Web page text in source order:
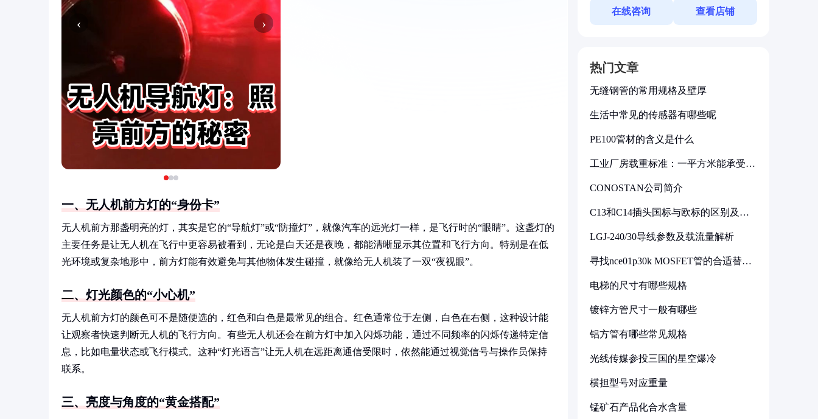
‹ ›
一、无人机前方灯的“身份卡”
无人机前方那盏明亮的灯，其实是它的“导航灯”或“防撞灯”，就像汽车的远光灯一样，是飞行时的“眼睛”。这盏灯的
主要任务是让无人机在飞行中更容易被看到，无论是白天还是夜晚，都能清晰显示其位置和飞行方向。特别是在低
光环境或复杂地形中，前方灯能有效避免与其他物体发生碰撞，就像给无人机装了一双“夜视眼”。
二、灯光颜色的“小心机”
无人机前方灯的颜色可不是随便选的，红色和白色是最常见的组合。红色通常位于左侧，白色在右侧，这种设计能
让观察者快速判断无人机的飞行方向。有些无人机还会在前方灯中加入闪烁功能，通过不同频率的闪烁传递特定信
息，比如电量状态或飞行模式。这种“灯光语言”让无人机在远距离通信受限时，依然能通过视觉信号与操作员保持
联系。
三、亮度与角度的“黄金搭配”
在线咨询 查看店铺
热门文章
无缝钢管的常用规格及壁厚
生活中常见的传感器有哪些呢
PE100管材的含义是什么
工业厂房载重标准：一平方米能承受多
CONOSTAN公司简介
C13和C14插头国标与欧标的区别及其
LGJ-240/30导线参数及载流量解析
寻找nce01p30k MOSFET管的合适替代
电梯的尺寸有哪些规格
镀锌方管尺寸一般有哪些
铝方管有哪些常见规格
光线传媒参投三国的星空爆冷
横担型号对应重量
锰矿石产品化合水含量